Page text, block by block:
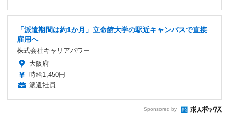
「派遣期間は約1か月」立命館大学の駅近キャンパスで直接
雇用へ
株式会社キャリアパワー
大阪府
時給1,450円
派遣社員
Sponsored by